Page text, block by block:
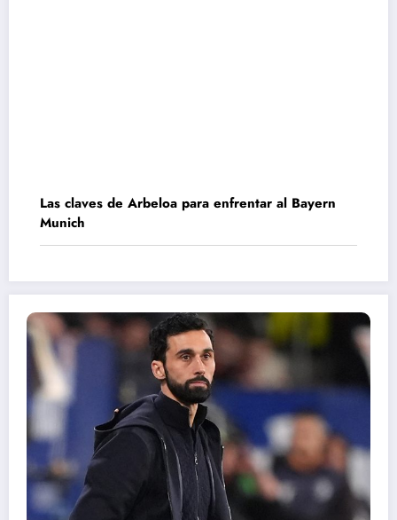
Las claves de Arbeloa para enfrentar al Bayern
Munich